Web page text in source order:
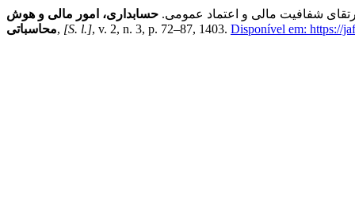
شفافیت مالی و اعتماد عمومی. حسابداری، امور مالی و هوش
محاسباتی, [S. l.], v. 2, n. 3, p. 72–87, 1403. Disponível em: https://